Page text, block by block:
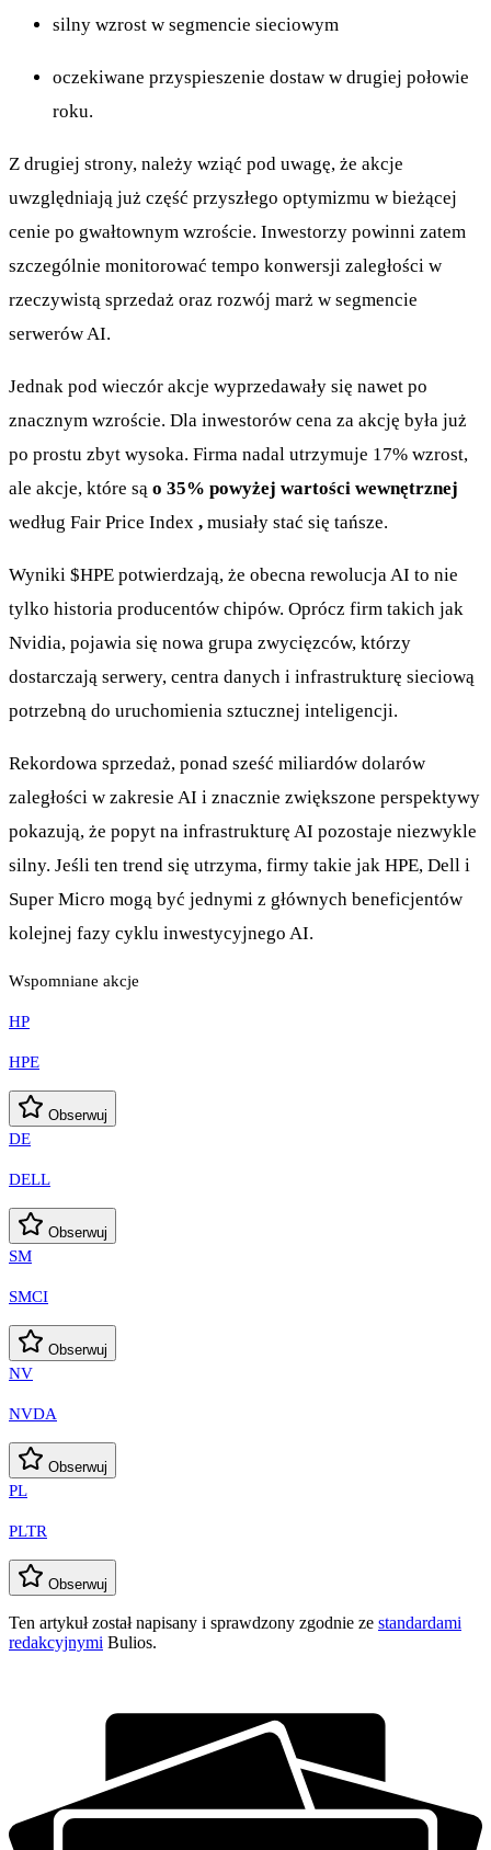
silny wzrost w segmencie sieciowym
oczekiwane przyspieszenie dostaw w drugiej połowie
roku.
Z drugiej strony, należy wziąć pod uwagę, że akcje
uwzględniają już część przyszłego optymizmu w bieżącej
cenie po gwałtownym wzroście. Inwestorzy powinni zatem
szczególnie monitorować tempo konwersji zaległości w
rzeczywistą sprzedaż oraz rozwój marż w segmencie
serwerów AI.
Jednak pod wieczór akcje wyprzedawały się nawet po
znacznym wzroście. Dla inwestorów cena za akcję była już
po prostu zbyt wysoka. Firma nadal utrzymuje 17% wzrost,
ale akcje, które są o 35% powyżej wartości wewnętrznej
według Fair Price Index , musiały stać się tańsze.
Wyniki $HPE potwierdzają, że obecna rewolucja AI to nie
tylko historia producentów chipów. Oprócz firm takich jak
Nvidia, pojawia się nowa grupa zwycięzców, którzy
dostarczają serwery, centra danych i infrastrukturę sieciową
potrzebną do uruchomienia sztucznej inteligencji.
Rekordowa sprzedaż, ponad sześć miliardów dolarów
zaległości w zakresie AI i znacznie zwiększone perspektywy
pokazują, że popyt na infrastrukturę AI pozostaje niezwykle
silny. Jeśli ten trend się utrzyma, firmy takie jak HPE, Dell i
Super Micro mogą być jednymi z głównych beneficjentów
kolejnej fazy cyklu inwestycyjnego AI.
Wspomniane akcje
HP
HPE
Obserwuj
DE
DELL
Obserwuj
SM
SMCI
Obserwuj
NV
NVDA
Obserwuj
PL
PLTR
Obserwuj
Ten artykuł został napisany i sprawdzony zgodnie ze standardami
redakcyjnymi Bulios.